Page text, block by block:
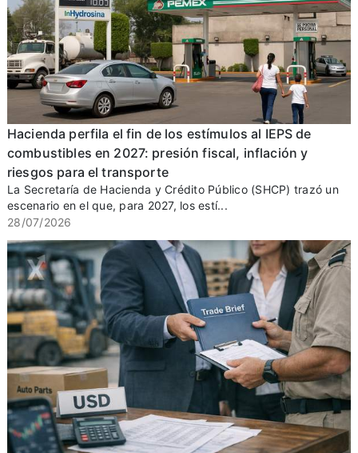
Hacienda perfila el fin de los estímulos al IEPS de
combustibles en 2027: presión fiscal, inflación y
riesgos para el transporte
La Secretaría de Hacienda y Crédito Público (SHCP) trazó un
escenario en el que, para 2027, los estí...
28/07/2026